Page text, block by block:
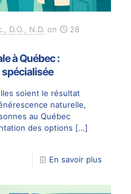
D.O., N.D. on
28
à Québec :
soient le résultat
naturelle,
au Québec
des options […]
En savoir plus